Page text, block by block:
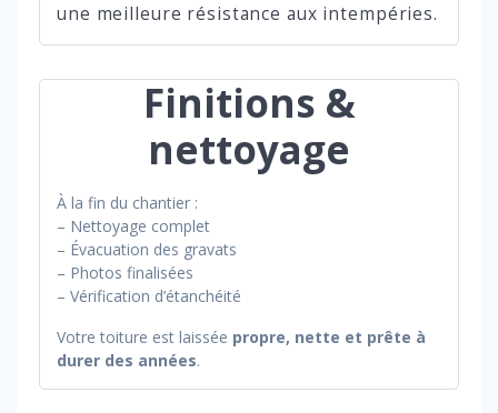
une meilleure résistance aux intempéries.
Finitions &
nettoyage
À la fin du chantier :
– Nettoyage complet
– Évacuation des gravats
– Photos finalisées
– Vérification d’étanchéité
Votre toiture est laissée propre, nette et prête à
durer des années.